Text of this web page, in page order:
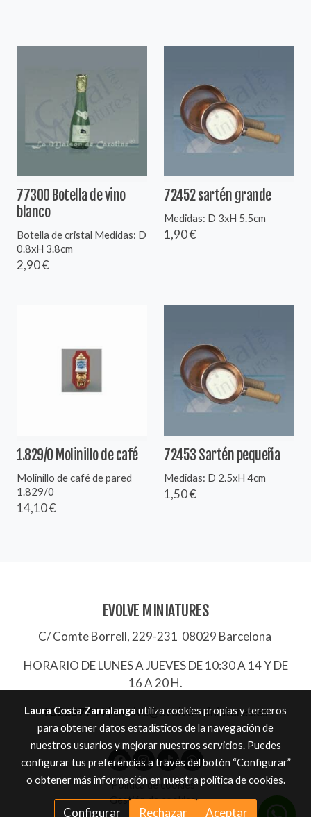
77300 Botella de vino
blanco
Botella de cristal Medidas: D
0.8xH 3.8cm
2,90 €
72452 sartén grande
Medidas: D 3xH 5.5cm
1,90 €
1.829/0 Molinillo de café
Molinillo de café de pared
1.829/0
14,10 €
72453 Sartén pequeña
Medidas: D 2.5xH 4cm
1,50 €
EVOLVE MINIATURES
C/ Comte Borrell, 229-231 08029 Barcelona
HORARIO DE LUNES A JUEVES DE 10:30 A 14 Y DE
16 A 20 H.
932657744|evolve@evolve-miniatures.es
Política de cookies
Gestión de cookies
Laura Costa Zarralanga utiliza cookies propias y terceros
para obtener datos estadísticos de la navegación de
nuestros usuarios y mejorar nuestros servicios. Puedes
configurar tus preferencias a través del botón “Configurar”
o obtener más información en nuestra política de cookies.
Configurar Rechazar Aceptar